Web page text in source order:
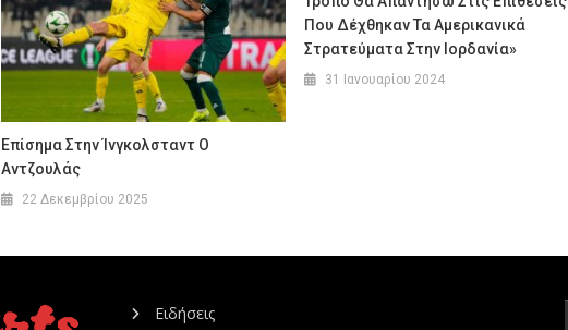
Επίσημα Στην Ίνγκολσταντ Ο
Αντζουλάς
22 Δεκεμβρίου 2025
Που Δέχθηκαν Τα Αμερικανικά
Στρατεύματα Στην Ιορδανία»
31 Ιανουαρίου 2024
Ειδήσεις